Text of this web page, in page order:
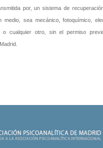
por, un sistema de
sea mecánico, fotoquímico,
o cualquier otro, sin el permiso